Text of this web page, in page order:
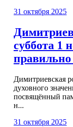
31 октября 2025
суббота 1
Димитриевская
духовного
посвящённый
н...
31 октября 2025